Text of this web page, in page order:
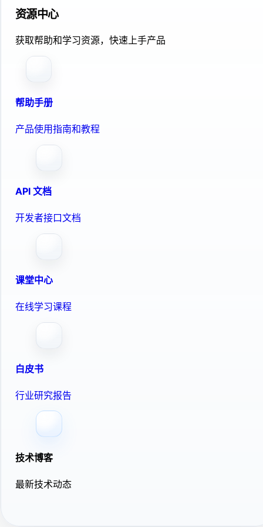
资源中心
获取帮助和学习资源，快速上手产品
帮助手册
产品使用指南和教程
API 文档
开发者接口文档
课堂中心
在线学习课程
白皮书
行业研究报告
技术博客
最新技术动态